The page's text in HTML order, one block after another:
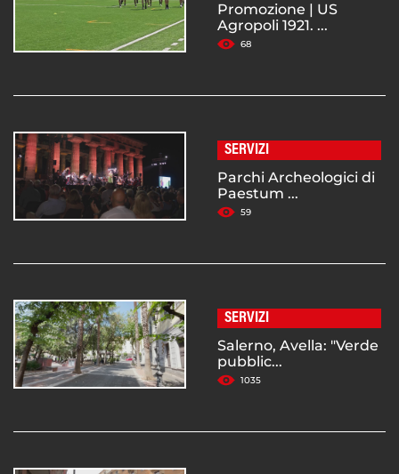
Promozione | US
Agropoli 1921. ...
68
SERVIZI
Parchi Archeologici di
Paestum ...
59
SERVIZI
Salerno, Avella: "Verde
pubblic...
1035